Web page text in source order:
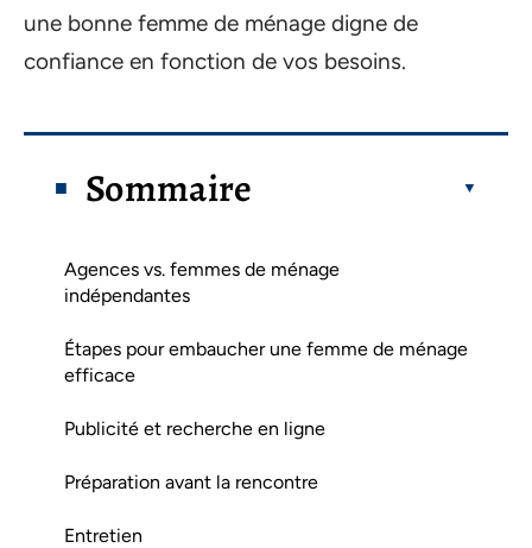
une bonne femme de ménage digne de
confiance en fonction de vos besoins.
Sommaire
Agences vs. femmes de ménage
indépendantes
Étapes pour embaucher une femme de ménage
efficace
Publicité et recherche en ligne
Préparation avant la rencontre
Entretien